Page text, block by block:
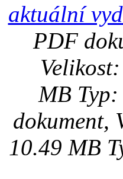
aktuální
PDF
MB
dokument,
10.49 MB